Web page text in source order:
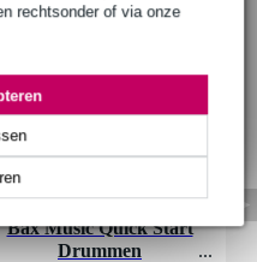
rechtsonder of via onze
Bax Music Quick Start
Drummen